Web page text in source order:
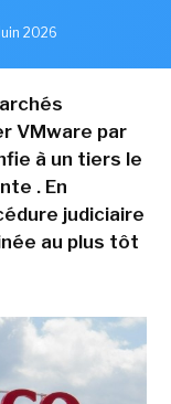
2026
VMware par
à un tiers le
. En
judiciaire
au plus tôt